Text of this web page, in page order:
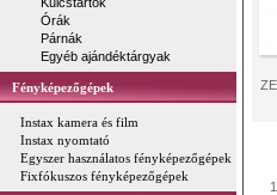
Órák
Párnák
Egyéb ajándéktárgyak
Fényképezőgépek
Instax kamera és film
Instax nyomtató
Egyszer használatos fényképezőgépek
Fixfókuszos fényképezőgépek